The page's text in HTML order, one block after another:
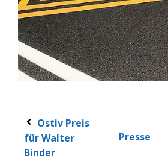
Ostiv Preis
für Walter
Binder
Presse